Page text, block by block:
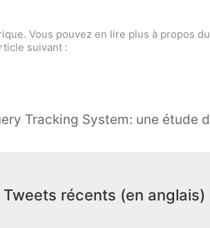
Vous pouvez en lire plus à propos du
suivant :
Tweets récents (en anglais)